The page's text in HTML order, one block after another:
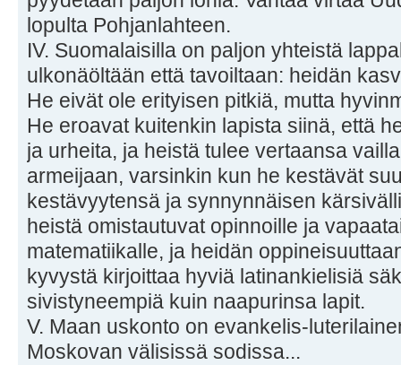
lopulta Pohjanlahteen.
IV. Suomalaisilla on paljon yhteistä
ulkonäöltään että tavoiltaan: heidän
He eivät ole erityisen pitkiä, mutta
He eroavat kuitenkin lapista siinä, että
ja urheita, ja heistä tulee vertaansa
armeijaan, varsinkin kun he kestävät
kestävyytensä ja synnynnäisen
heistä omistautuvat opinnoille ja
matematiikalle, ja heidän
kyvystä kirjoittaa hyviä latinankielisiä
sivistyneempiä kuin naapurinsa lapit.
V. Maan uskonto on evankelis-
Moskovan välisissä sodissa...